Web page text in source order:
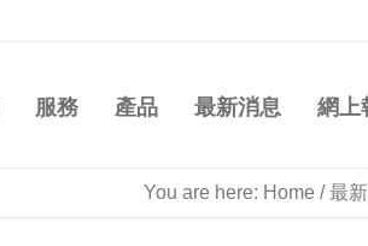
服務 產品 最新消息 網上
You are here: Home /最